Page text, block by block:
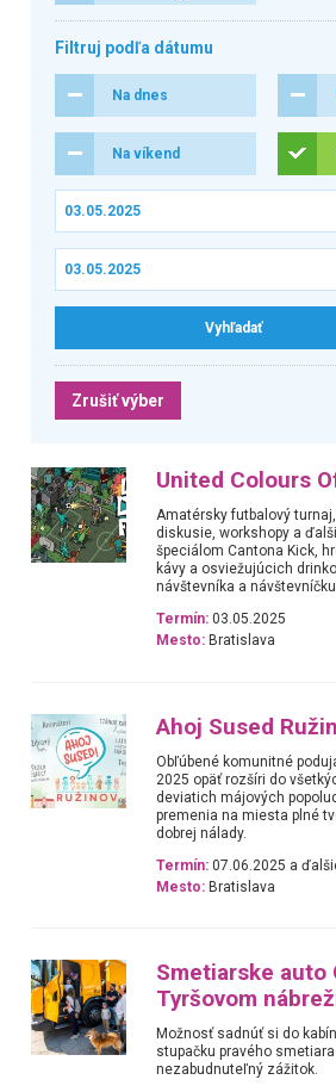
Filtruj podľa dátumu
Na dnes
Na víkend
Zrušiť výber
United Colours
Amatérsky futbalový
diskusie, workshopy a
špeciálom Cantona Kick,
kávy a osviežujúcich
návštevníka a
Termín: 03.05.2025
Mesto: Bratislava
Ahoj Sused
Obľúbené komunitné
2025 opäť rozšíri do
deviatich májových
premenia na miesta plné
dobrej nálady.
Termín: 07.06.2025 a
Mesto: Bratislava
Smetiarske auto
Tyršovom
Možnosť sadnúť si do
stupačku pravého
nezabudnuteľný zážitok.